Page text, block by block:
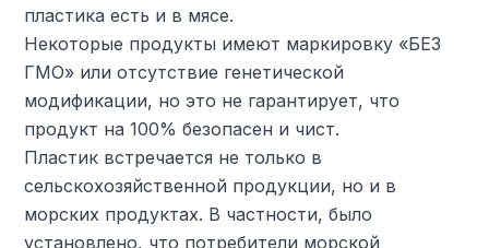
пластика есть и в мясе.
Некоторые продукты имеют маркировку «БЕЗ
ГМО» или отсутствие генетической
модификации, но это не гарантирует, что
продукт на 100% безопасен и чист.
Пластик встречается не только в
сельскохозяйственной продукции, но и в
морских продуктах. В частности, было
установлено, что потребители морской